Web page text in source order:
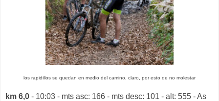
los rapidillos se quedan en medio del camino, claro, por esto de no molestar
km 6,0 - 10:03 - mts asc: 166 - mts desc: 101 - alt: 555 - As